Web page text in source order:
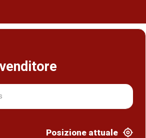
Posizione attuale